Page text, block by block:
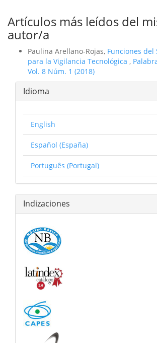
Artículos más leídos del
autor/a
Paulina Arellano-Rojas, Funciones del
para la Vigilancia Tecnológica ,
Vol. 8 Núm. 1 (2018)
Idioma
English
Español (España)
Português (Portugal)
Indizaciones